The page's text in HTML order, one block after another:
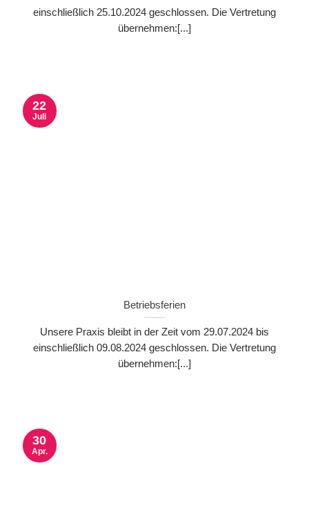
einschließlich 25.10.2024 geschlossen. Die Vertretung
übernehmen:[...]
Betriebsferien
Unsere Praxis bleibt in der Zeit vom 29.07.2024 bis
einschließlich 09.08.2024 geschlossen. Die Vertretung
übernehmen:[...]
22
Juli
30
Apr.